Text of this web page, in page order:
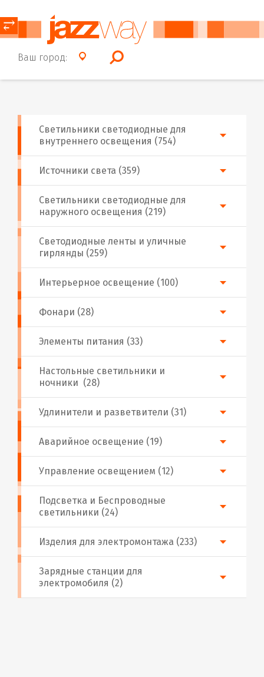
Ваш город:
⥂
Фонари (28)
Аварийное освещение (19)
Настольные светильники и
ночники (28)
Подсветка и Беспроводные
светильники (24)
Интерьерное освещение (100)
Изделия для электромонтажа (233)
Источники света (359)
Светодиодные ленты и уличные
гирлянды (259)
Светильники светодиодные для
внутреннего освещения (754)
Светильники светодиодные для
наружного освещения (219)
Удлинители и разветвители (31)
Управление освещением (12)
Элементы питания (33)
Зарядные станции для
электромобиля (2)